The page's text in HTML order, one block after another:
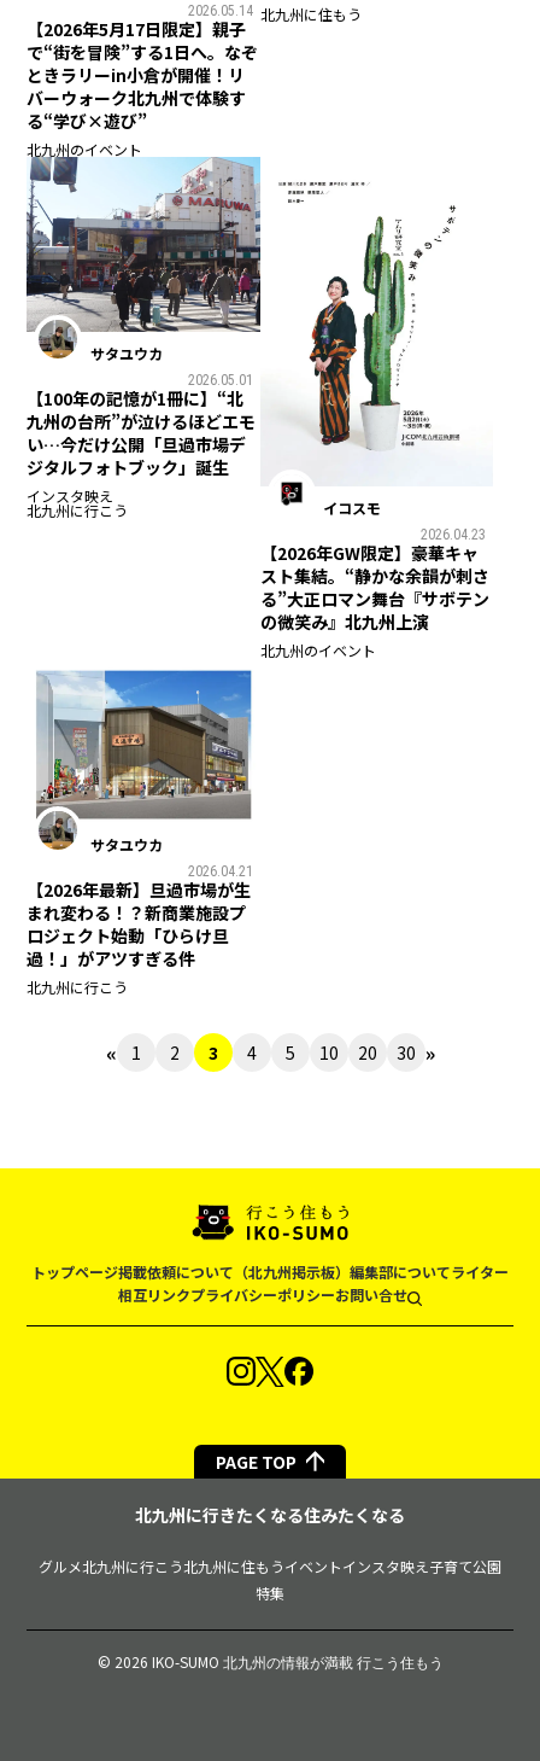
2026.05.14
【2026年5月17日限定】親子
で“街を冒険”する1日へ。なぞ
ときラリーin小倉が開催！リ
バーウォーク北九州で体験す
る“学び×遊び”
北九州のイベント
北九州に住もう
サタユウカ
2026.05.01
【100年の記憶が1冊に】“北
九州の台所”が泣けるほどエモ
い…今だけ公開「旦過市場デ
ジタルフォトブック」誕生
インスタ映え
北九州に行こう イコスモ
2026.04.23
【2026年GW限定】豪華キャ
スト集結。“静かな余韻が刺さ
る”大正ロマン舞台『サボテン
の微笑み』北九州上演
北九州のイベント
サタユウカ
2026.04.21
【2026年最新】旦過市場が生
まれ変わる！？新商業施設プ
ロジェクト始動「ひらけ旦
過！」がアツすぎる件
北九州に行こう
« 1 2 3 4 5 10 20 30 »
トップページ掲載依頼について（北九州掲示板） 編集部についてライター
相互リンクプライバシーポリシーお問い合せ
PAGE TOP
北九州に行きたくなる住みたくなる
グルメ北九州に行こう北九州に住もうイベントインスタ映え 子育て公園
特集
© 2026 IKO-SUMO 北九州の情報が満載 行こう住もう